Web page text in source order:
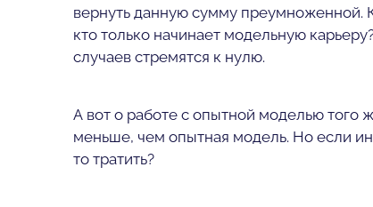
вернуть данную сумму преумноженной.
кто только начинает модельную
случаев стремятся к нулю.
А вот о работе с опытной моделью того
меньше, чем опытная модель. Но если
то тратить?